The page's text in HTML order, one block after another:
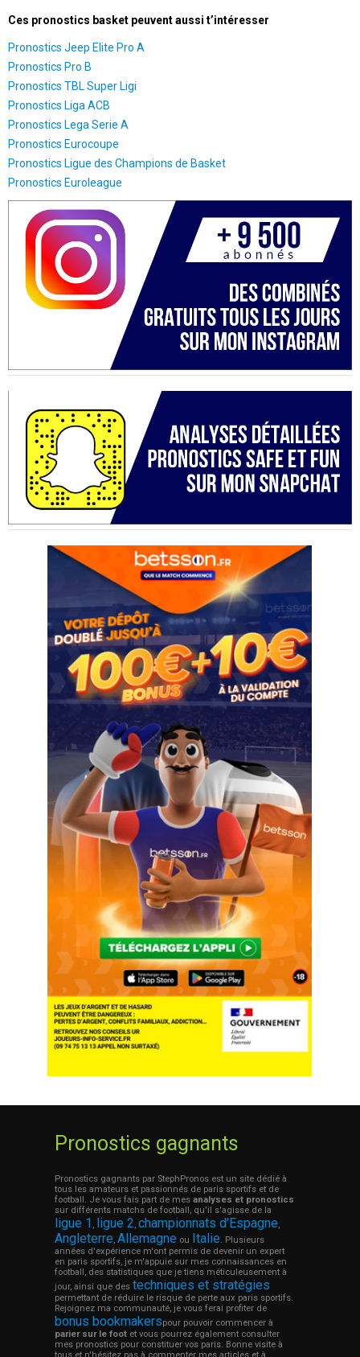
Ces pronostics basket peuvent aussi t’intéresser
Pronostics Jeep Elite Pro A
Pronostics Pro B
Pronostics TBL Super Ligi
Pronostics Liga ACB
Pronostics Lega Serie A
Pronostics Eurocoupe
Pronostics Ligue des Champions de Basket
Pronostics Euroleague
Pronostics gagnants
Pronostics gagnants par StephPronos est un site dédié à
tous les amateurs et passionnés de paris sportifs et de
football. Je vous fais part de mes analyses et pronostics
sur différents matchs de football, qu'il s'agisse de la
ligue 1 , ligue 2, championnats d'Espagne,
Angleterre, Allemagne ou Italie. Plusieurs
années d'expérience m'ont permis de devenir un expert
en paris sportifs, je m'appuie sur mes connaissances en
football, des statistiques que je tiens méticuleusement à
jour, ainsi que des techniques et stratégies
permettant de réduire le risque de perte aux paris sportifs.
Rejoignez ma communauté, je vous ferai profiter de
bonus bookmakerspour pouvoir commencer à
parier sur le footet vous pourrez également consulter
mes pronostics pour constituer vos paris. Bonne visite à